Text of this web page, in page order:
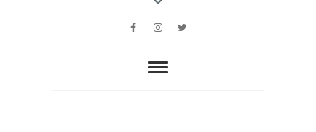
essenz
EL CABELLO
FacebookInstagram